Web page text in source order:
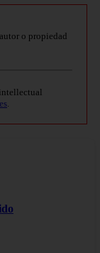
o propiedad
.